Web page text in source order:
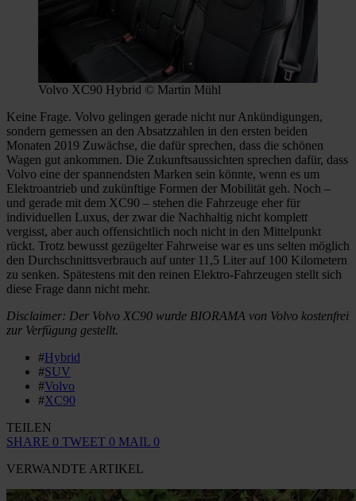
Volvo XC90 Hybrid © Martin Mühl
Keine Frage. Volvo gelingen gerade nicht nur Ankündigungen,
sondern gemessen an den Absatzzahlen in den ersten beiden
Monaten 2019 Zuwächse, die dafür sprechen, dass die schönen
Wagen gut ankommen. Die Zukunftsaussichten sprechen dafür, dass
Volvo eine der spannendsten Marken sein könnte, wenn es um
Elektroantrieb und zukünftige Formen der Mobilität geh. Noch –
und gerade mit dem XC90 – stehen die Fahrzeuge eher für
individuellen Luxus, der zwar die Nachhaltig nicht komplett
vergisst, aber auch offensichtlich noch nicht in den Mittelpunkt
rückt. Trotz bewusst gezügelter Fahrweise war es uns selten möglich
den Durchschnittsverbrauch auf unter 11,5 Liter auf 100 Kilometern
zu senken. Spätestens mit den reinen Elektro-Fahrzeugen stellt sich
diese Frage dann nicht mehr.
Disclaimer: Der Volvo XC90 wurde BIORAMA von Volvo kostenfrei
zur Verfügung gestellt.
#Hybrid
#SUV
#Volvo
#XC90
TEILEN
SHARE 0 TWEET 0 MAIL 0
VERWANDTE ARTIKEL